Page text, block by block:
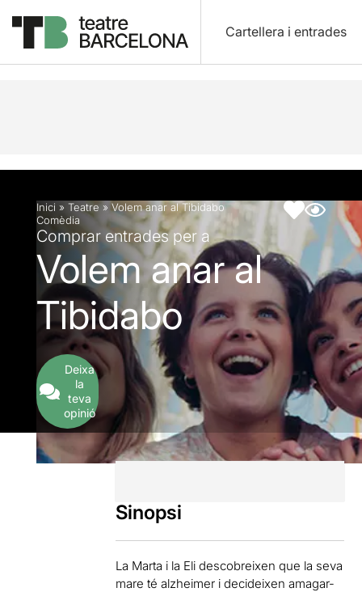
Cartellera i entrades
Descripció Fitxa artística Articles
Inici » Teatre » Volem anar al Tibidabo
Comèdia
Comprar entrades per a
Volem anar al
Tibidabo
Deixa
la
teva
opinió
Sinopsi
La Marta i la Eli descobreixen que la seva
mare té alzheimer i decideixen amagar-